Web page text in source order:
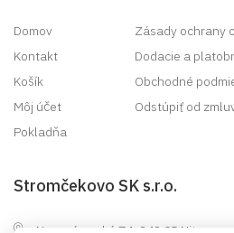
Domov
Zásady ochrany
Kontakt
Dodacie a
Košík
Obchodné
Môj účet
Odstúpiť od
Pokladňa
Stromčekovo SK s.r.o.